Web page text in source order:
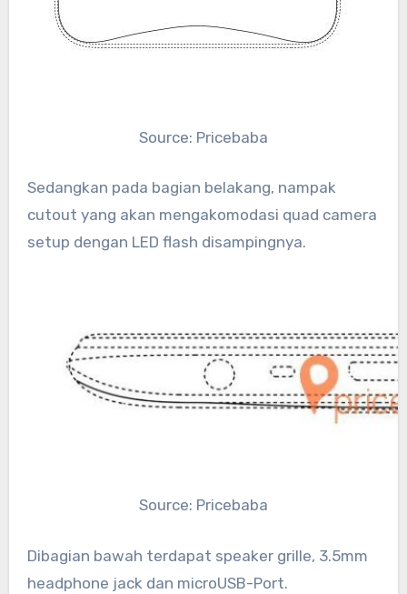
Source: Pricebaba
Sedangkan pada bagian belakang, nampak
cutout yang akan mengakomodasi quad camera
setup dengan LED flash disampingnya.
Source: Pricebaba
Dibagian bawah terdapat speaker grille, 3.5mm
headphone jack dan microUSB-Port.